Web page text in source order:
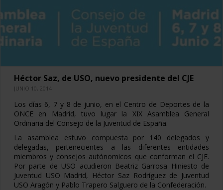
Héctor Saz, de USO, nuevo presidente del CJE
JUNIO 10, 2014
Los días 6, 7 y 8 de junio, en el Centro de Deportes de la
ONCE en Madrid, tuvo lugar la XIX Asamblea General
Ordinaria del Consejo de la Juventud de España.
La asamblea estuvo compuesta por 140 delegados y
delegadas, pertenecientes a las diferentes entidades
miembros y consejos autónomicos que conforman el CJE.
Por parte de USO acudieron Beatriz Garrosa Hiniesto de
Juventud USO Madrid, Héctor Saz Rodríguez de Juventud
USO Aragón y Pablo Trapero Salguero de la Confederación.